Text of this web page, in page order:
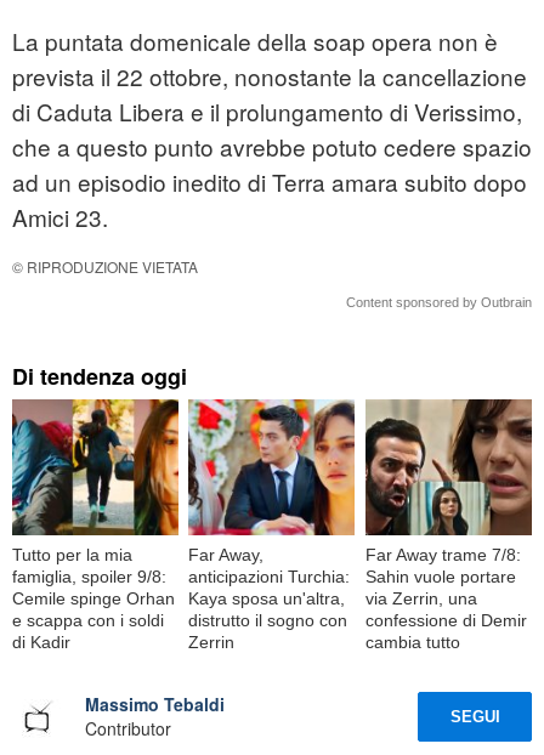
La puntata domenicale della soap opera non è
prevista il 22 ottobre, nonostante la cancellazione
di Caduta Libera e il prolungamento di Verissimo,
che a questo punto avrebbe potuto cedere spazio
ad un episodio inedito di Terra amara subito dopo
Amici 23.
© RIPRODUZIONE VIETATA
Content sponsored by Outbrain
Di tendenza oggi
Tutto per la mia
famiglia, spoiler 9/8:
Cemile spinge Orhan
e scappa con i soldi
di Kadir
Far Away,
anticipazioni Turchia:
Kaya sposa un'altra,
distrutto il sogno con
Zerrin
Far Away trame 7/8:
Sahin vuole portare
via Zerrin, una
confessione di Demir
cambia tutto
Massimo Tebaldi
Contributor
SEGUI